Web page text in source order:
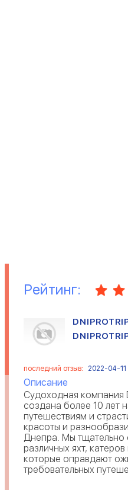
Рейтинг:
последний отзыв: 2022-04-11
Описание
Судоходная компания
создана более 10 лет
путешествиям и
красоты и
Днепра. Мы тщательно
различных яхт,
которые оправдают
требовательных
нашем флоте есть